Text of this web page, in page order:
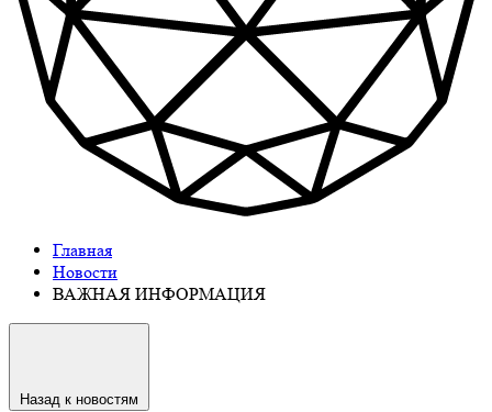
Главная
Новости
ВАЖНАЯ ИНФОРМАЦИЯ
Назад к новостям